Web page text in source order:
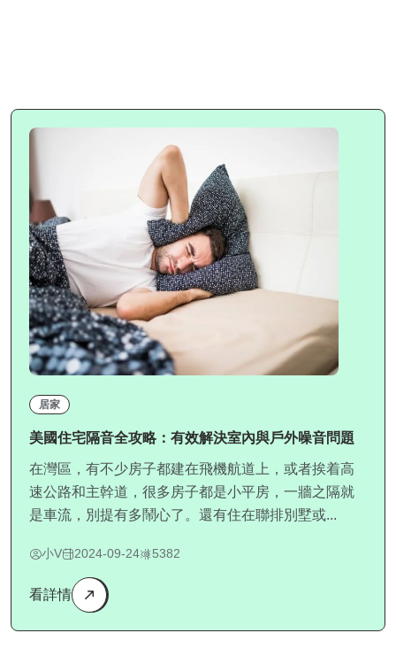
居家
美國住宅隔音全攻略：有效解決室內與戶外噪音問題
在灣區，有不少房子都建在飛機航道上，或者挨着高
速公路和主幹道，很多房子都是小平房，一牆之隔就
是車流，別提有多鬧心了。還有住在聯排別墅或...
小V 2024-09-24 5382
看詳情